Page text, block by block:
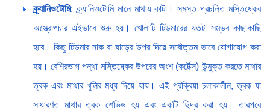
ক্র্যানিওটোমি: ক্র্যানিওটোমি মানে মাথায় কাটা। সমস্ত প্রচলিত মস্তিষ্কের
অস্ত্রোপচার এইভাবে শুরু হয়। খোলাটি টিউমারের যতটা সম্ভব কাছাকাছি
হবে। কিছু টিউমার নাক বা ঘাড়ের উপর দিয়ে সর্বোত্তম ভাবে যোগাযোগ করা
হয়। বেশিরভাগ পন্থা মস্তিষ্কের উপরের অংশ (কর্টেক্স) উন্মুক্ত করতে মাথার
ত্বক এবং মাথার খুলির মধ্য দিয়ে যায়। এই প্রক্রিয়া চলাকালীন, ত্বক যা
সাধারণত মাথার ত্বক শেভিড হয় এবং একটি ছিদ্র করা হয়। তারপরে